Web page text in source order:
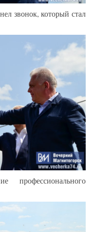
звонок, который стал
профессионального